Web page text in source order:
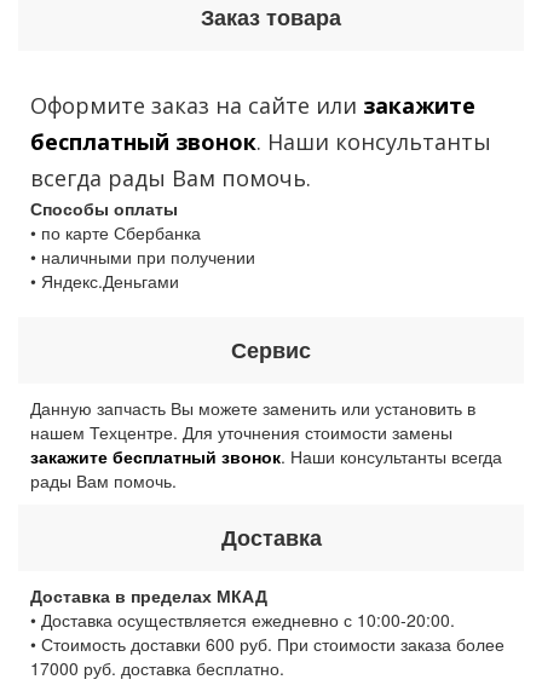
Заказ товара
Оформите заказ на сайте или закажите
бесплатный звонок. Наши консультанты
всегда рады Вам помочь.
Способы оплаты
• по карте Сбербанка
• наличными при получении
• Яндекс.Деньгами
Сервис
Данную запчасть Вы можете заменить или установить в
нашем Техцентре. Для уточнения стоимости замены
закажите бесплатный звонок. Наши консультанты всегда
рады Вам помочь.
Доставка
Доставка в пределах МКАД
• Доставка осуществляется ежедневно с 10:00-20:00.
• Стоимость доставки 600 руб. При стоимости заказа более
17000 руб. доставка бесплатно.